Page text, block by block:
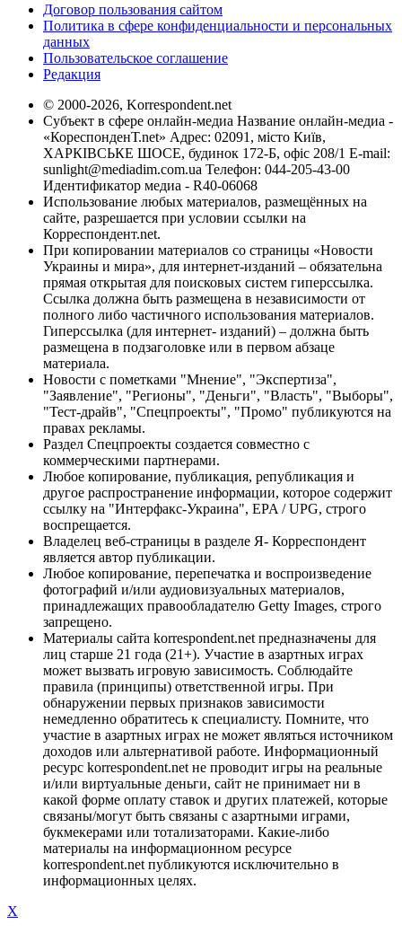
Договор пользования сайтом
Политика в сфере конфиденциальности и персональных
данных
Пользовательское соглашение
Редакция
© 2000-2026, Korrespondent.net
Субъект в сфере онлайн-медиа Название онлайн-медиа -
«КореспонденТ.net» Адрес: 02091, місто Київ,
ХАРКІВСЬКЕ ШОСЕ, будинок 172-Б, офіс 208/1 E-mail:
sunlight@mediadim.com.ua Телефон: 044-205-43-00
Идентификатор медиа - R40-06068
Использование любых материалов, размещённых на
сайте, разрешается при условии ссылки на
Корреспондент.net.
При копировании материалов со страницы «Новости
Украины и мира», для интернет-изданий – обязательна
прямая открытая для поисковых систем гиперссылка.
Ссылка должна быть размещена в независимости от
полного либо частичного использования материалов.
Гиперссылка (для интернет- изданий) – должна быть
размещена в подзаголовке или в первом абзаце
материала.
Новости с пометками "Мнение", "Экспертиза",
"Заявление", "Регионы", "Деньги", "Власть", "Выборы",
"Тест-драйв", "Спецпроекты", "Промо" публикуются на
правах рекламы.
Раздел Спецпроекты создается совместно с
коммерческими партнерами.
Любое копирование, публикация, републикация и
другое распространение информации, которое содержит
ссылку на "Интерфакс-Украина", EPA / UPG, строго
воспрещается.
Владелец веб-страницы в разделе Я- Корреспондент
является автор публикации.
Любое копирование, перепечатка и воспроизведение
фотографий и/или аудиовизуальных материалов,
принадлежащих правообладателю Getty Images, строго
запрещено.
Материалы сайта korrespondent.net предназначены для
лиц старше 21 года (21+). Участие в азартных играх
может вызвать игровую зависимость. Соблюдайте
правила (принципы) ответственной игры. При
обнаружении первых признаков зависимости
немедленно обратитесь к специалисту. Помните, что
участие в азартных играх не может являться источником
доходов или альтернативой работе. Информационный
ресурс korrespondent.net не проводит игры на реальные
и/или виртуальные деньги, сайт не принимает ни в
какой форме оплату ставок и других платежей, которые
связаны/могут быть связаны с азартными играми,
букмекерами или тотализаторами. Какие-либо
материалы на информационном ресурсе
korrespondent.net публикуются исключительно в
информационных целях.
X